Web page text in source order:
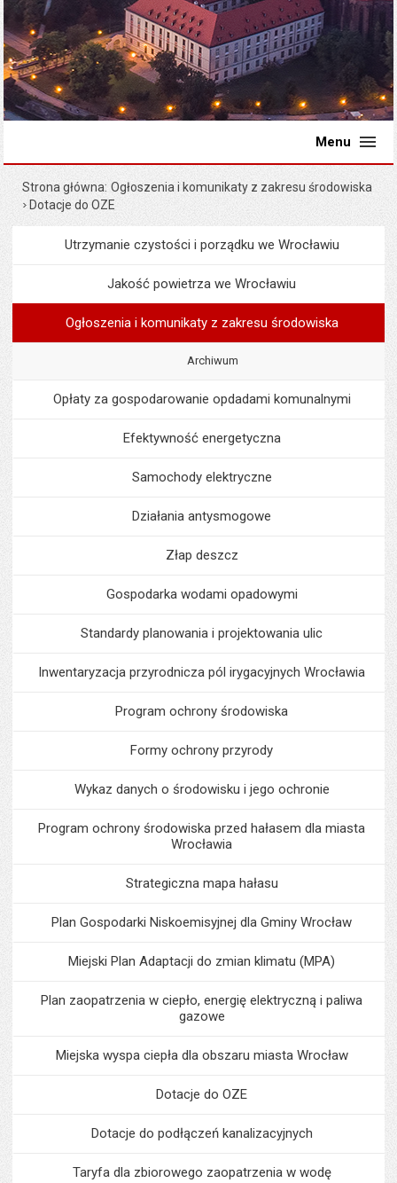
Menu
Strona główna Ogłoszenia i komunikaty z zakresu środowiska
Dotacje do OZE
MenuŚrodowisko i ekologia
Utrzymanie czystości i porządku we Wrocławiu
Jakość powietrza we Wrocławiu
Ogłoszenia i komunikaty z zakresu środowiska
Archiwum
Opłaty za gospodarowanie opdadami komunalnymi
Efektywność energetyczna
Samochody elektryczne
Działania antysmogowe
Złap deszcz
Gospodarka wodami opadowymi
Standardy planowania i projektowania ulic
Inwentaryzacja przyrodnicza pól irygacyjnych Wrocławia
Program ochrony środowiska
Formy ochrony przyrody
Wykaz danych o środowisku i jego ochronie
Program ochrony środowiska przed hałasem dla miasta
Wrocławia
Strategiczna mapa hałasu
Plan Gospodarki Niskoemisyjnej dla Gminy Wrocław
Miejski Plan Adaptacji do zmian klimatu (MPA)
Plan zaopatrzenia w ciepło, energię elektryczną i paliwa
gazowe
Miejska wyspa ciepła dla obszaru miasta Wrocław
Dotacje do OZE
Dotacje do podłączeń kanalizacyjnych
Taryfa dla zbiorowego zaopatrzenia w wodę